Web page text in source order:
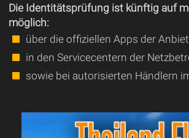
Die Identitätsprüfung ist künftig auf
möglich:
über die offiziellen Apps der
in den Servicecentern der
sowie bei autorisierten Händlern